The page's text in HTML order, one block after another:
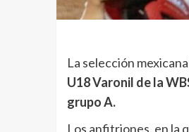
La selección
U18 Varonil de la
grupo A.
Los anfitriones, en la